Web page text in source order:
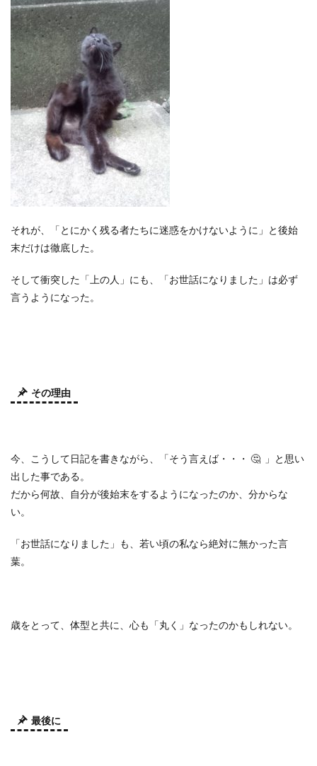
それが、「とにかく残る者たちに迷惑をかけないように」と後始
末だけは徹底した。
そして衝突した「上の人」にも、「お世話になりました」は必ず
言うようになった。
その理由
今、こうして日記を書きながら、「そう言えば・・・ 🤔 」と思い
出した事である。
だから何故、自分が後始末をするようになったのか、分からな
い。
「お世話になりました」も、若い頃の私なら絶対に無かった言
葉。
歳をとって、体型と共に、心も「丸く」なったのかもしれない。
最後に